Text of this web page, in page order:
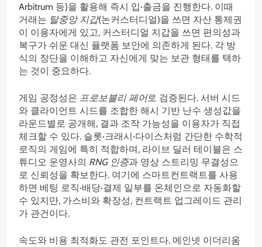
Arbitrum 등)을 활용해 즉시 입·출금을 진행한다. 이때
거래는 탈중앙 지갑(논커스터디얼)을 쓰면 자산 통제권
이 이용자에게 있고, 커스터디얼 지갑을 쓰면 편의성과
복구가 쉬운 대신 플랫폼 보안에 의존하게 된다. 각 방
식의 장단을 이해하고 자신에게 맞는 보관 형태를 택하
는 것이 중요하다.
게임 공정성은 프로보블리 페어로 검증된다. 서버 시드
와 클라이언트 시드를 조합한 해시 기반 난수 생성값을
라운드별로 공개해, 결과 조작 가능성을 이용자가 직접
체크할 수 있다. 슬롯·크래시·다이스처럼 간단한 수학적
로직의 게임에 특히 적합하며, 라이브 딜러 테이블은 스
튜디오 운영사의 RNG 인증과 영상 스트리밍 무결성으
로 신뢰성을 확보한다. 여기에 스마트컨트랙트를 사용
하면 베팅 로직·배당·결제 일부를 온체인으로 자동화할
수 있지만, 가스비와 확장성, 컨트랙트 업그레이드 관리
가 관건이다.
속도와 비용 최적화도 관전 포인트다. 메인넷 이더리움